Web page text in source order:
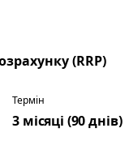
(RRP)
Термін
3 місяці (90 днів)